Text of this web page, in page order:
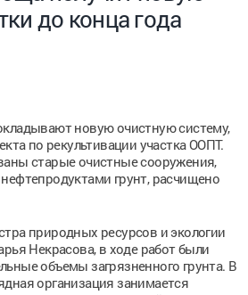
до конца года
новую очистную систему,
по рекультивации участка ООПТ.
старые очистные сооружения,
грунт, расчищено
природных ресурсов и экологии
Некрасова, в ходе работ были
объемы загрязненного грунта. В
организация занимается